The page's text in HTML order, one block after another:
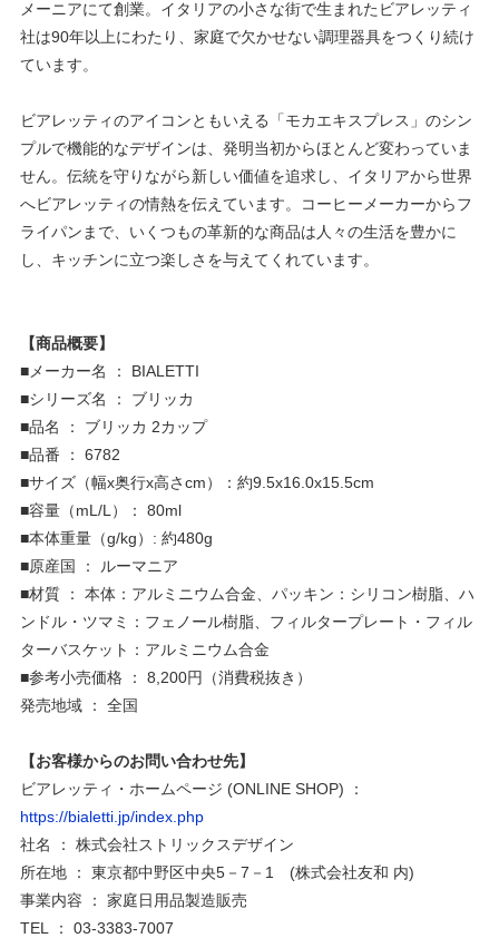
メーニアにて創業。イタリアの小さな街で生まれたビアレッティ
社は90年以上にわたり、家庭で欠かせない調理器具をつくり続け
ています。
ビアレッティのアイコンともいえる「モカエキスプレス」のシン
プルで機能的なデザインは、発明当初からほとんど変わっていま
せん。伝統を守りながら新しい価値を追求し、イタリアから世界
へビアレッティの情熱を伝えています。コーヒーメーカーからフ
ライパンまで、いくつもの革新的な商品は人々の生活を豊かに
し、キッチンに立つ楽しさを与えてくれています。
【商品概要】
■メーカー名 ： BIALETTI
■シリーズ名 ： ブリッカ
■品名 ： ブリッカ 2カップ
■品番 ： 6782
■サイズ（幅x奥行x高さcm）：約9.5x16.0x15.5cm
■容量（mL/L）： 80ml
■本体重量（g/kg）: 約480g
■原産国 ： ルーマニア
■材質 ： 本体：アルミニウム合金、パッキン：シリコン樹脂、ハ
ンドル・ツマミ：フェノール樹脂、フィルタープレート・フィル
ターバスケット：アルミニウム合金
■参考小売価格 ： 8,200円（消費税抜き）
発売地域 ： 全国
【お客様からのお問い合わせ先】
ビアレッティ・ホームページ (ONLINE SHOP) ：
https://bialetti.jp/index.php
社名 ： 株式会社ストリックスデザイン
所在地 ： 東京都中野区中央5－7－1 (株式会社友和 内)
事業内容 ： 家庭日用品製造販売
TEL ： 03-3383-7007